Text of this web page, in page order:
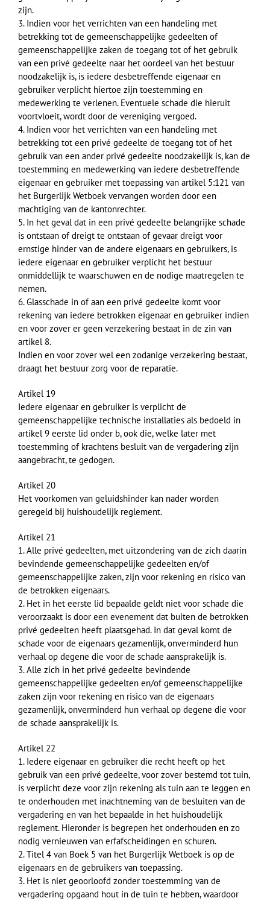
zijn.
3. Indien voor het verrichten van een handeling met
betrekking tot de gemeenschappelijke gedeelten of
gemeenschappelijke zaken de toegang tot of het gebruik
van een privé gedeelte naar het oordeel van het bestuur
noodzakelijk is, is iedere desbetreffende eigenaar en
gebruiker verplicht hiertoe zijn toestemming en
medewerking te verlenen. Eventuele schade die hieruit
voortvloeit, wordt door de vereniging vergoed.
4. Indien voor het verrichten van een handeling met
betrekking tot een privé gedeelte de toegang tot of het
gebruik van een ander privé gedeelte noodzakelijk is, kan de
toestemming en medewerking van iedere desbetreffende
eigenaar en gebruiker met toepassing van artikel 5:121 van
het Burgerlijk Wetboek vervangen worden door een
machtiging van de kantonrechter.
5. In het geval dat in een privé gedeelte belangrijke schade
is ontstaan of dreigt te ontstaan of gevaar dreigt voor
ernstige hinder van de andere eigenaars en gebruikers, is
iedere eigenaar en gebruiker verplicht het bestuur
onmiddellijk te waarschuwen en de nodige maatregelen te
nemen.
6. Glasschade in of aan een privé gedeelte komt voor
rekening van iedere betrokken eigenaar en gebruiker indien
en voor zover er geen verzekering bestaat in de zin van
artikel 8.
Indien en voor zover wel een zodanige verzekering bestaat,
draagt het bestuur zorg voor de reparatie.
Artikel 19
Iedere eigenaar en gebruiker is verplicht de
gemeenschappelijke technische installaties als bedoeld in
artikel 9 eerste lid onder b, ook die, welke later met
toestemming of krachtens besluit van de vergadering zijn
aangebracht, te gedogen.
Artikel 20
Het voorkomen van geluidshinder kan nader worden
geregeld bij huishoudelijk reglement.
Artikel 21
1. Alle privé gedeelten, met uitzondering van de zich daarin
bevindende gemeenschappelijke gedeelten en/of
gemeenschappelijke zaken, zijn voor rekening en risico van
de betrokken eigenaars.
2. Het in het eerste lid bepaalde geldt niet voor schade die
veroorzaakt is door een evenement dat buiten de betrokken
privé gedeelten heeft plaatsgehad. In dat geval komt de
schade voor de eigenaars gezamenlijk, onverminderd hun
verhaal op degene die voor de schade aansprakelijk is.
3. Alle zich in het privé gedeelte bevindende
gemeenschappelijke gedeelten en/of gemeenschappelijke
zaken zijn voor rekening en risico van de eigenaars
gezamenlijk, onverminderd hun verhaal op degene die voor
de schade aansprakelijk is.
Artikel 22
1. Iedere eigenaar en gebruiker die recht heeft op het
gebruik van een privé gedeelte, voor zover bestemd tot tuin,
is verplicht deze voor zijn rekening als tuin aan te leggen en
te onderhouden met inachtneming van de besluiten van de
vergadering en van het bepaalde in het huishoudelijk
reglement. Hieronder is begrepen het onderhouden en zo
nodig vernieuwen van erfafscheidingen en schuren.
2. Titel 4 van Boek 5 van het Burgerlijk Wetboek is op de
eigenaars en de gebruikers van toepassing.
3. Het is niet geoorloofd zonder toestemming van de
vergadering opgaand hout in de tuin te hebben, waardoor